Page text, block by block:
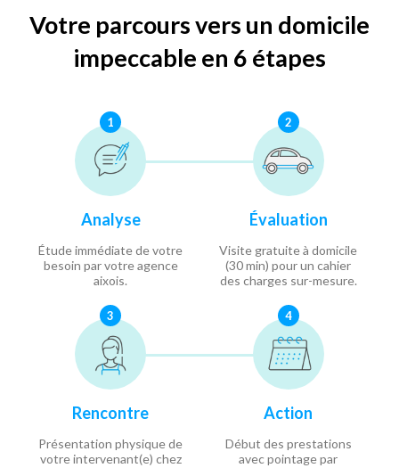
Votre parcours vers un domicile
impeccable en 6 étapes
1
Analyse
Étude immédiate de votre
besoin par votre agence
aixois.
2
Évaluation
Visite gratuite à domicile
(30 min) pour un cahier
des charges sur-mesure.
3
Rencontre
Présentation physique de
votre intervenant(e) chez
4
Action
Début des prestations
avec pointage par